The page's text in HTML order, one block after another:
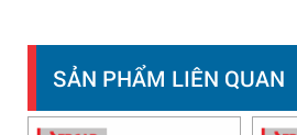
SẢN PHẨM LIÊN QUAN